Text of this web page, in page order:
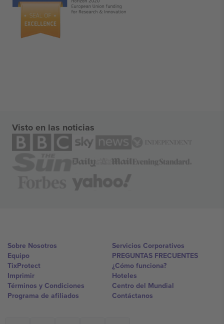
Visto en las noticias
Sobre Nosotros
Equipo
TixProtect
Imprimir
Términos y Condiciones
Programa de afiliados
Servicios Corporativos
PREGUNTAS FRECUENTES
¿Cómo funciona?
Hoteles
Centro del Mundial
Contáctanos